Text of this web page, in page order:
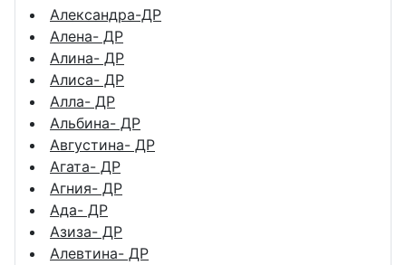
Александра-ДР
Алена- ДР
Алина- ДР
Алиса- ДР
Алла- ДР
Альбина- ДР
Августина- ДР
Агата- ДР
Агния- ДР
Ада- ДР
Азиза- ДР
Алевтина- ДР